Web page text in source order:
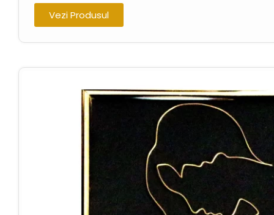
Vezi Produsul